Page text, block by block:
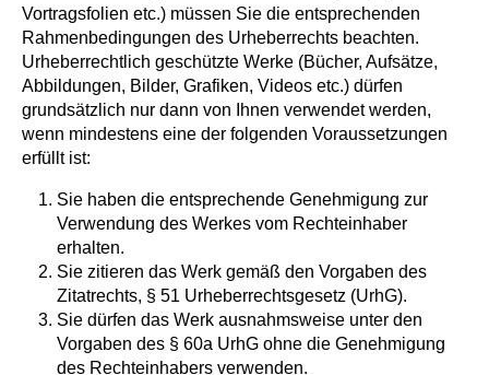
Vortragsfolien etc.) müssen Sie die entsprechenden
Rahmenbedingungen des Urheberrechts beachten.
Urheberrechtlich geschützte Werke (Bücher, Aufsätze,
Abbildungen, Bilder, Grafiken, Videos etc.) dürfen
grundsätzlich nur dann von Ihnen verwendet werden,
wenn mindestens eine der folgenden Voraussetzungen
erfüllt ist:
Sie haben die entsprechende Genehmigung zur
Verwendung des Werkes vom Rechteinhaber
erhalten.
Sie zitieren das Werk gemäß den Vorgaben des
Zitatrechts, § 51 Urheberrechtsgesetz (UrhG).
Sie dürfen das Werk ausnahmsweise unter den
Vorgaben des § 60a UrhG ohne die Genehmigung
des Rechteinhabers verwenden.